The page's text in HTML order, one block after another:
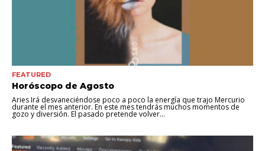
FEATURED
Horóscopo de Agosto
Aries Irá desvaneciéndose poco a poco la energía que trajo Mercurio
durante el mes anterior. En este mes tendrás muchos momentos de
gozo y diversión. El pasado pretende volver...